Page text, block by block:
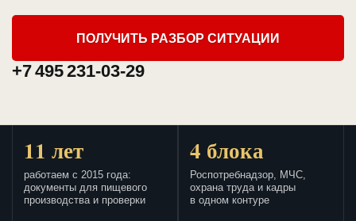
ПОЛУЧИТЬ РАЗБОР СИТУАЦИИ
+7 495 231-03-29
11 лет
работаем с 2015 года:
документы для пищевого
производства и проверки
4 блока
Роспотребнадзор, МЧС,
охрана труда и кадры
в одном контуре